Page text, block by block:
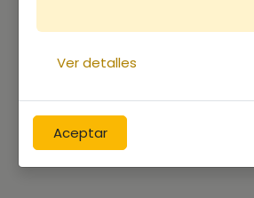
Aceptar
Ver detalles